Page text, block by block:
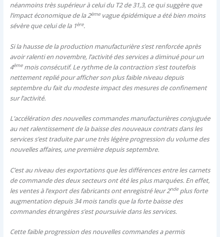
néanmoins très supérieur à celui du T2 de 31,3, ce qui suggère que
l’impact économique de la 2èmevague épidémique a été bien moins
sévère que celui de la 1ère.
Si la hausse de la production manufacturière s’est renforcée après
avoir ralenti en novembre, l’activité des services a diminué pour un
4èmemois consécutif. Le rythme de la contraction s’est toutefois
nettement replié pour afficher son plus faible niveau depuis
septembre du fait du modeste impact des mesures de confinement
sur l’activité.
L’accélération des nouvelles commandes manufacturières conjuguée
au net ralentissement de la baisse des nouveaux contrats dans les
services s’est traduite par une très légère progression du volume des
nouvelles affaires, une première depuis septembre.
C’est au niveau des exportations que les différences entre les carnets
de commande des deux secteurs ont été les plus marquées. En effet,
les ventes à l’export des fabricants ont enregistré leur 2ndeplus forte
augmentation depuis 34 mois tandis que la forte baisse des
commandes étrangères s’est poursuivie dans les services.
Cette faible progression des nouvelles commandes a permis